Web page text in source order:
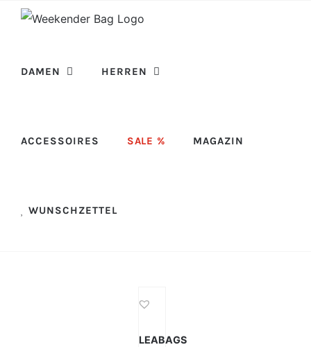
Skip
DAMEN HERREN
ACCESSOIRES SALE % MAGAZIN
WUNSCHZETTEL
LEABAGS